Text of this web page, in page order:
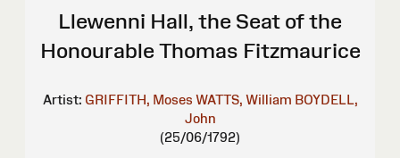
Llewenni Hall, the Seat of the
Honourable Thomas Fitzmaurice
Artist: GRIFFITH, Moses WATTS, William BOYDELL,
John
(25/06/1792)